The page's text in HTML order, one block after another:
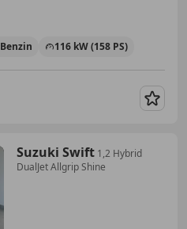
Benzin 116 kW (158 PS)
Suzuki Swift 1,2 Hybrid
DualJet Allgrip Shine